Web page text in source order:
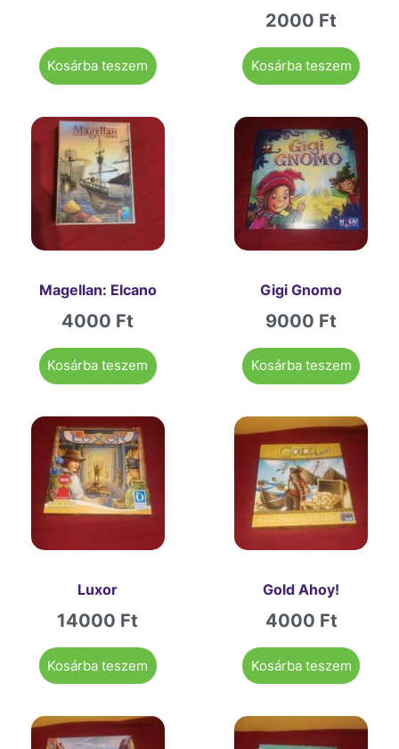
Kosárba teszem
2000 Ft
Kosárba teszem
Magellan: Elcano
4000 Ft
Kosárba teszem
Gigi Gnomo
9000 Ft
Kosárba teszem
Luxor
14000 Ft
Kosárba teszem
Gold Ahoy!
4000 Ft
Kosárba teszem